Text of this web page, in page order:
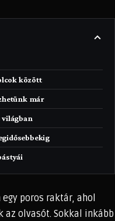
között
már
világban
poros raktár, ahol
olvasót. Sokkal inkább